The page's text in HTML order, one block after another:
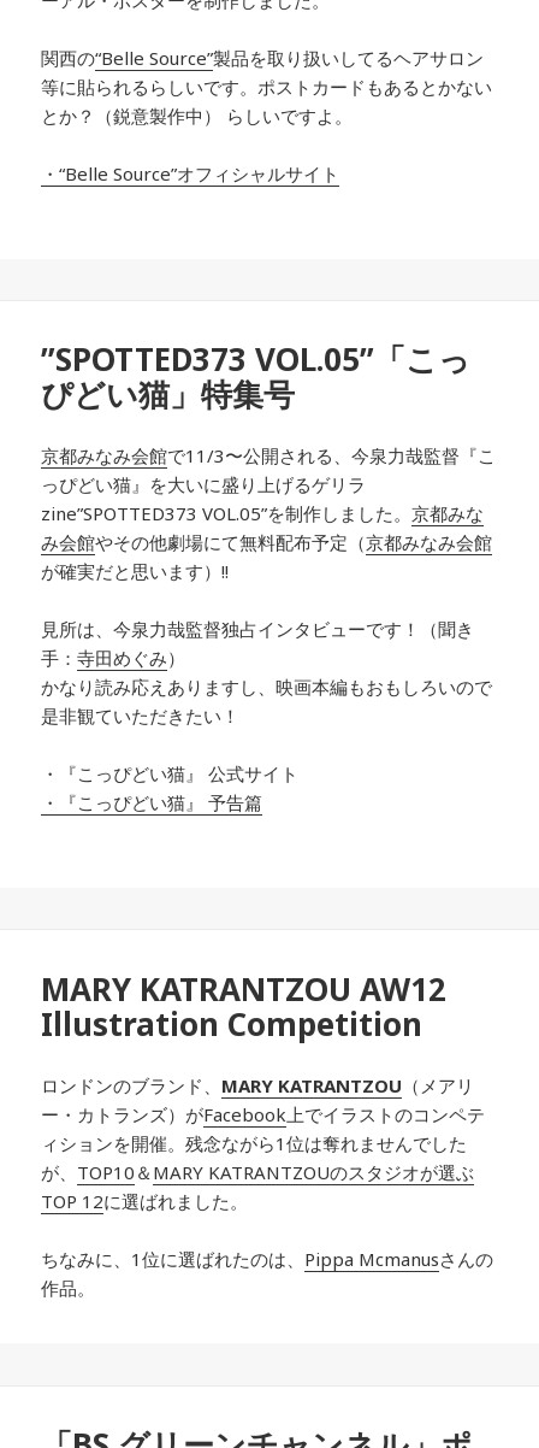
関西の“Belle Source”製品を取り扱いしてるヘアサロン
等に貼られるらしいです。ポストカードもあるとかない
とか？（鋭意製作中） らしいですよ。
・“Belle Source”オフィシャルサイト
”SPOTTED373 VOL.05”「こっ
ぴどい猫」特集号
京都みなみ会館で11/3〜公開される、今泉力哉監督『こ
っぴどい猫』を大いに盛り上げるゲリラ
zine”SPOTTED373 VOL.05”を制作しました。京都みな
み会館やその他劇場にて無料配布予定（京都みなみ会館
が確実だと思います）!!
見所は、今泉力哉監督独占インタビューです！（聞き
手：寺田めぐみ）
かなり読み応えありますし、映画本編もおもしろいので
是非観ていただきたい！
・『こっぴどい猫』 公式サイト
・『こっぴどい猫』 予告篇
MARY KATRANTZOU AW12
Illustration Competition
ロンドンのブランド、 MARY KATRANTZOU （メアリ
ー・カトランズ）がFacebook 上でイラストのコンペテ
ィションを開催。残念ながら1位は奪れませんでした
が、 TOP10 ＆ MARY KATRANTZOUのスタジオが選ぶ
TOP 12に選ばれました。
ちなみに、1位に選ばれたのは、 Pippa Mcmanusさんの
作品。